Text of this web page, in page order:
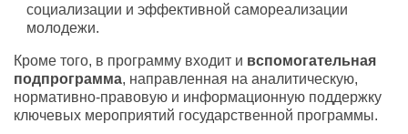
социализации и эффективной самореализации
молодежи.
Кроме того, в программу входит и вспомогательная
подпрограмма, направленная на аналитическую,
нормативно-правовую и информационную поддержку
ключевых мероприятий государственной программы.